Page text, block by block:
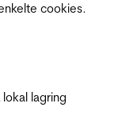
cookies.
lokal lagring